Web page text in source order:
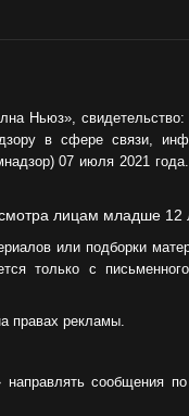
Ньюз»,
в сфере связи,
07 июля 2021
лицам младше 12
или подборки
только с
правах рекламы.
сообщения по